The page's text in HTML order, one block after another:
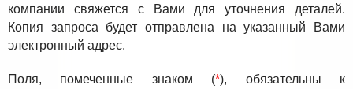
компании свяжется с Вами для уточнения деталей.
Копия запроса будет отправлена на указанный Вами
электронный адрес.
Поля, помеченные знаком (*), обязательны к